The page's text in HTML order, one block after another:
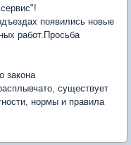
появились новые
работ.Просьба
закона
существует
нормы и правила